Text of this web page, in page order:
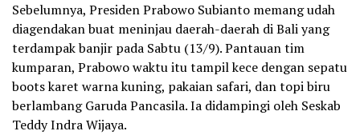
Sebelumnya, Presiden Prabowo Subianto memang udah
diagendakan buat meninjau daerah-daerah di Bali yang
terdampak banjir pada Sabtu (13/9). Pantauan tim
kumparan, Prabowo waktu itu tampil kece dengan sepatu
boots karet warna kuning, pakaian safari, dan topi biru
berlambang Garuda Pancasila. Ia didampingi oleh Seskab
Teddy Indra Wijaya.